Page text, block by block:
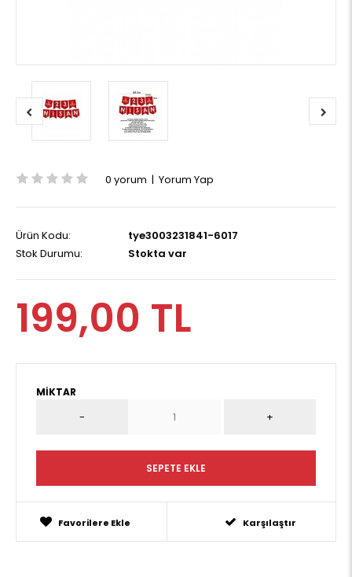
0 yorum | Yorum Yap
Ürün Kodu:
tye3003231841-6017
Stok Durumu:
Stokta var
199,00 TL
MIKTAR
Favorilere Ekle Karşılaştır